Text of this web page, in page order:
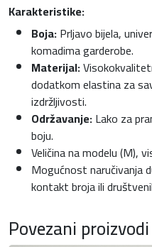
Karakteristike:
Boja:Prljavo bijela,
komadima garderobe.
Materijal:
dodatkom elastina za
izdržljivosti.
Održavanje:Lako za
boju.
Veličina na modelu (M),
Mogućnost naručivanja
kontakt broja ili
Povezani proizvodi